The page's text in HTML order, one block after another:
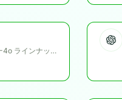
GPT-4o は 2024年5月13日に GPT-4o ラインナップとして公開され、GPT-4o mini とともに高知能で汎用性の高いフラッグシップモデルです。